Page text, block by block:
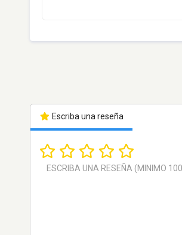
Escriba una reseña